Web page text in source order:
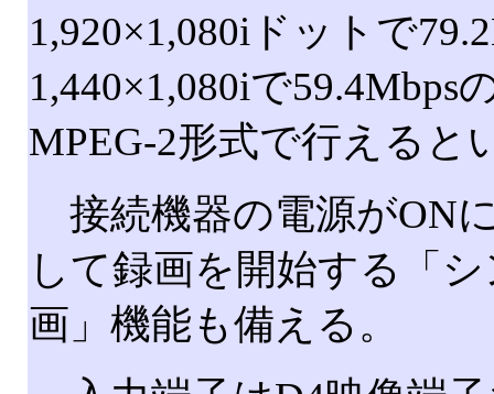
1,920×1,080iドットで
1,440×1,080iで59.4Mbps
MPEG-2形式で行えると
接続機器の電源がON
して録画を開始する「
画」機能も備える。